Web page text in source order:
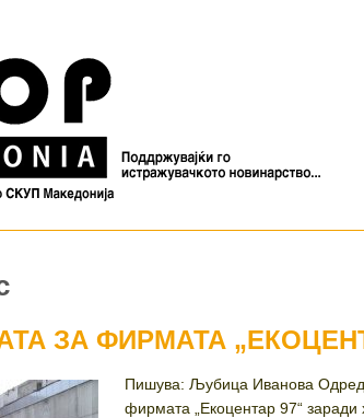
ЗА ФИРМАТА
Пишува: Љубица Иванова
фирмата „Екоцентар 97“ заради